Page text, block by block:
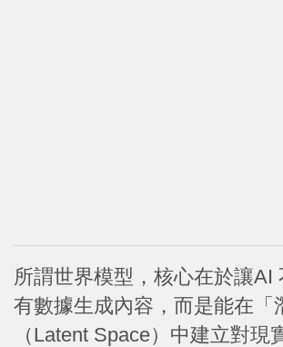
所謂世界模型，核心在於讓AI
有數據生成內容，而是能在「
（Latent Space）中建立對現